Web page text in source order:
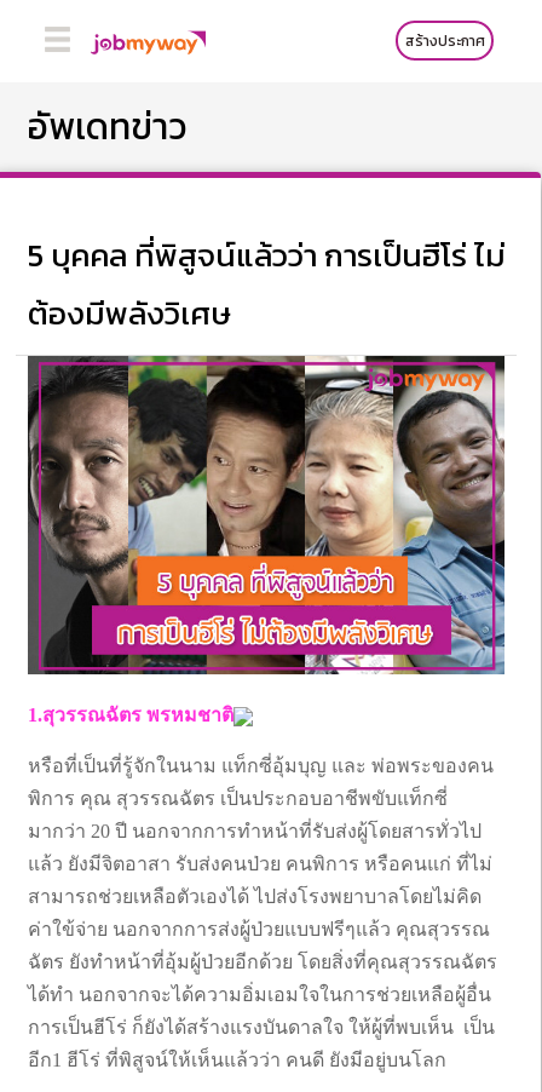
สร้างประกาศ
อัพเดทข่าว
5 บุคคล ที่พิสูจน์แล้วว่า การเป็นฮีโร่ ไม่
ต้องมีพลังวิเศษ
1.สุวรรณฉัตร พรหมชาติ
หรือที่เป็นที่รู้จักในนาม แท็กซี่อุ้มบุญ และ พ่อพระของคน
พิการ คุณ สุวรรณฉัตร เป็นประกอบอาชีพขับแท็กซี่
มากว่า 20 ปี นอกจากการทำหน้าที่รับส่งผู้โดยสารทั่วไป
แล้ว ยังมีจิตอาสา รับส่งคนป่วย คนพิการ หรือคนแก่ ที่ไม่
สามารถช่วยเหลือตัวเองได้ ไปส่งโรงพยาบาลโดยไม่คิด
ค่าใข้จ่าย นอกจากการส่งผู้ป่วยแบบฟรีๆแล้ว คุณสุวรรณ
ฉัตร ยังทำหน้าที่อุ้มผู้ป่วยอีกด้วย โดยสิ่งที่คุณสุวรรณฉัตร
ได้ทำ นอกจากจะได้ความอิ่มเอมใจในการช่วยเหลือผู้อื่น
การเป็นฮีโร่ ก็ยังได้สร้างแรงบันดาลใจ ให้ผู้ที่พบเห็น เป็น
อีก1 ฮีโร่ ที่พิสูจน์ให้เห็นแล้วว่า คนดี ยังมีอยู่บนโลก